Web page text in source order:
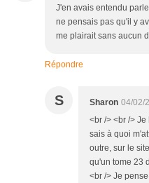
J'en avais entendu
ne pensais pas qu'il y
me plairait sans aucun
Répondre
S Sharon 04/02/
<br /> <br />
sais à quoi
outre, sur le
qu'un tome 23
<br /> Je